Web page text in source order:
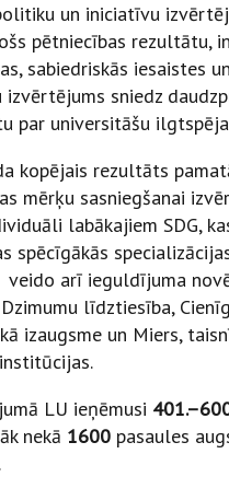
un iniciatīvu
pētniecības rezultātu,
sabiedriskās iesaistes
sniedz
par universitāšu
kopējais rezultāts
mērķu sasniegšanai
labākajiem SDG,
spēcīgākās
arī ieguldījuma
līdztiesība,
izaugsme un Miers,
LU ieņēmusi
nekā 1600 pasaules